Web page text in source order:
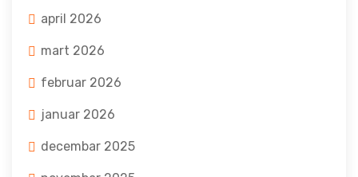
april 2026
mart 2026
februar 2026
januar 2026
decembar 2025